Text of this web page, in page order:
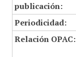
publicación:
Periodicidad:
Relación OPAC: